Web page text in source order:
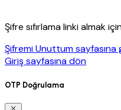
Şifre sıfırlama linki almak
Şifremi Unuttum sayfasına
Giriş sayfasına dön
OTP Doğrulama